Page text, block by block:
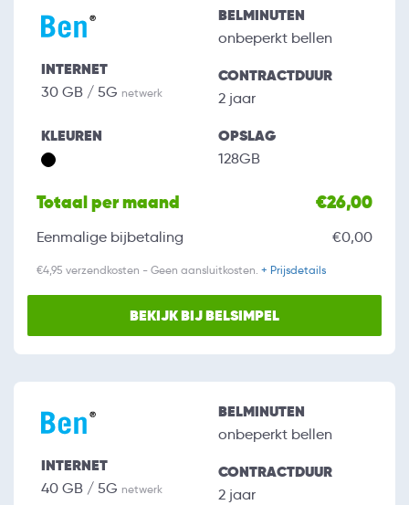
INTERNET
30 GB / 5G netwerk
BELMINUTEN
onbeperkt bellen
CONTRACTDUUR
2 jaar
KLEUREN OPSLAG
128GB
Totaal per maand €26,00
Eenmalige bijbetaling €0,00
€4,95 verzendkosten - Geen aansluitkosten. + Prijsdetails
BEKIJK BIJ BELSIMPEL
INTERNET
40 GB / 5G netwerk
BELMINUTEN
onbeperkt bellen
CONTRACTDUUR
2 jaar